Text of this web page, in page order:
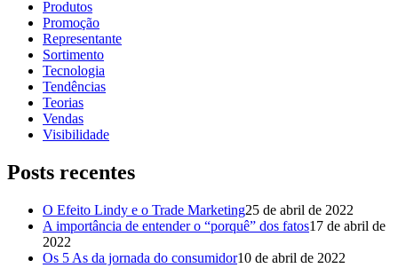
Produtos
Promoção
Representante
Sortimento
Tecnologia
Tendências
Teorias
Vendas
Visibilidade
Posts recentes
O Efeito Lindy e o Trade Marketing25 de abril de 2022
A importância de entender o “porquê” dos fatos17 de abril de
2022
Os 5 As da jornada do consumidor10 de abril de 2022